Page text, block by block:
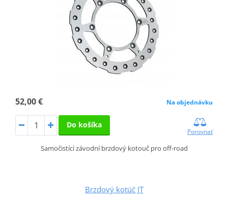
52,00 € Na objednávku
Do košíka
Porovnať
Samočistící závodní brzdový kotouč pro off-road
Brzdový kotúč JT